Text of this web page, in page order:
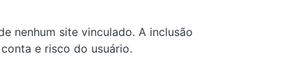
nenhum site vinculado. A inclusão
e risco do usuário.